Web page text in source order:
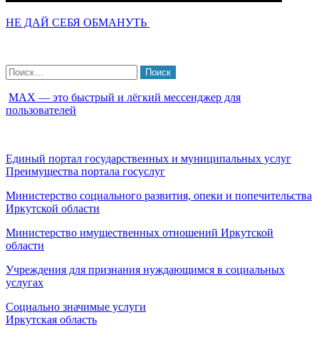
НЕ ДАЙ СЕБЯ ОБМАНУТЬ
Найти:
МАХ — это быстрый и лёгкий мессенджер для
пользователей
Единый портал государственных и муниципальных услуг
Преимущества портала госуслуг
Министерство социального развития, опеки и попечительства
Иркутской области
Министерство имущественных отношений Иркутской
области
Учреждения для признания нуждающимся в социальных
услугах
Социально значимые услуги
Иркутская область